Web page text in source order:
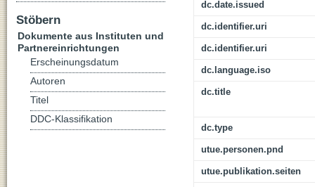
dc.date.issued
dc.identifier.uri
dc.identifier.uri
dc.language.iso
dc.title
dc.type
utue.personen.pnd
utue.publikation.seiten
Stöbern
Dokumente aus Instituten und
Partnereinrichtungen
Erscheinungsdatum
Autoren
Titel
DDC-Klassifikation